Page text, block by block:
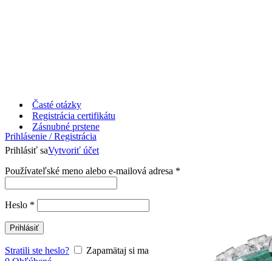
Časté otázky
Registrácia certifikátu
Prihlásenie / Registrácia
Prihlásiť saVytvoriť účet
Používateľské meno alebo e-mailová adresa *
Heslo *
Prihlásiť
Stratili ste heslo?
Zapamätaj si ma
Zásnubné prstene